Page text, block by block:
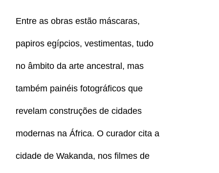
Entre as obras estão máscaras,
papiros egípcios, vestimentas, tudo
no âmbito da arte ancestral, mas
também painéis fotográficos que
revelam construções de cidades
modernas na África. O curador cita a
cidade de Wakanda, nos filmes de